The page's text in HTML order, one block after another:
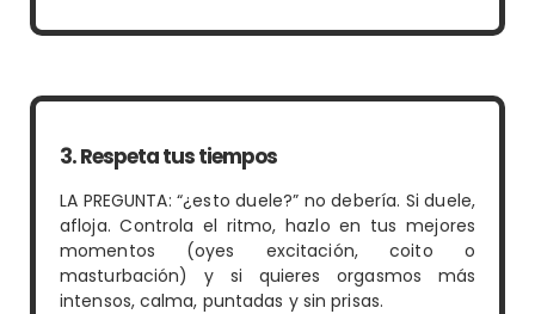
3. Respeta tus tiempos
LA PREGUNTA: “¿esto duele?” no debería. Si duele,
afloja. Controla el ritmo, hazlo en tus mejores
momentos (oyes excitación, coito o
masturbación) y si quieres orgasmos más
intensos, calma, puntadas y sin prisas.